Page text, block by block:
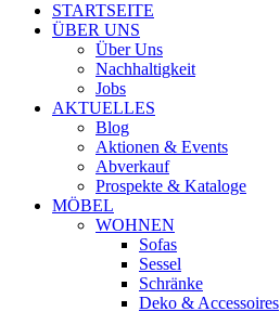
STARTSEITE
ÜBER UNS
Über Uns
Nachhaltigkeit
Jobs
AKTUELLES
Blog
Aktionen & Events
Abverkauf
Prospekte & Kataloge
MÖBEL
WOHNEN
Sofas
Sessel
Schränke
Deko & Accessoires